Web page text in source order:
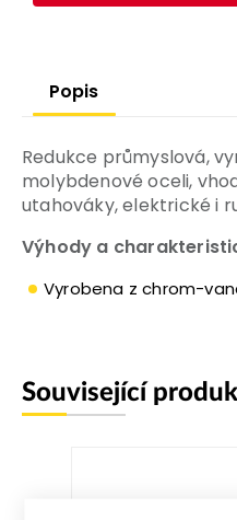
Popis
Redukce průmyslová,
molybdenové oceli,
utahováky, elektrické i
Výhody a
Vyrobena z chrom-
Související